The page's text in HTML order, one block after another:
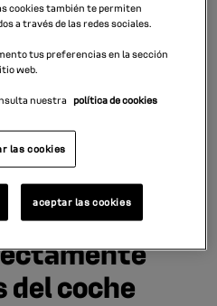
cómo
del coche
cookies también te permiten
a través de las redes sociales.
tus preferencias en la sección
web.
nuestra política de cookies
las cookies
aceptar las cookies